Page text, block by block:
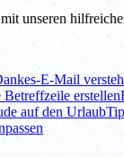
unseren
E-Mail
erstellen
auf den Urlaub